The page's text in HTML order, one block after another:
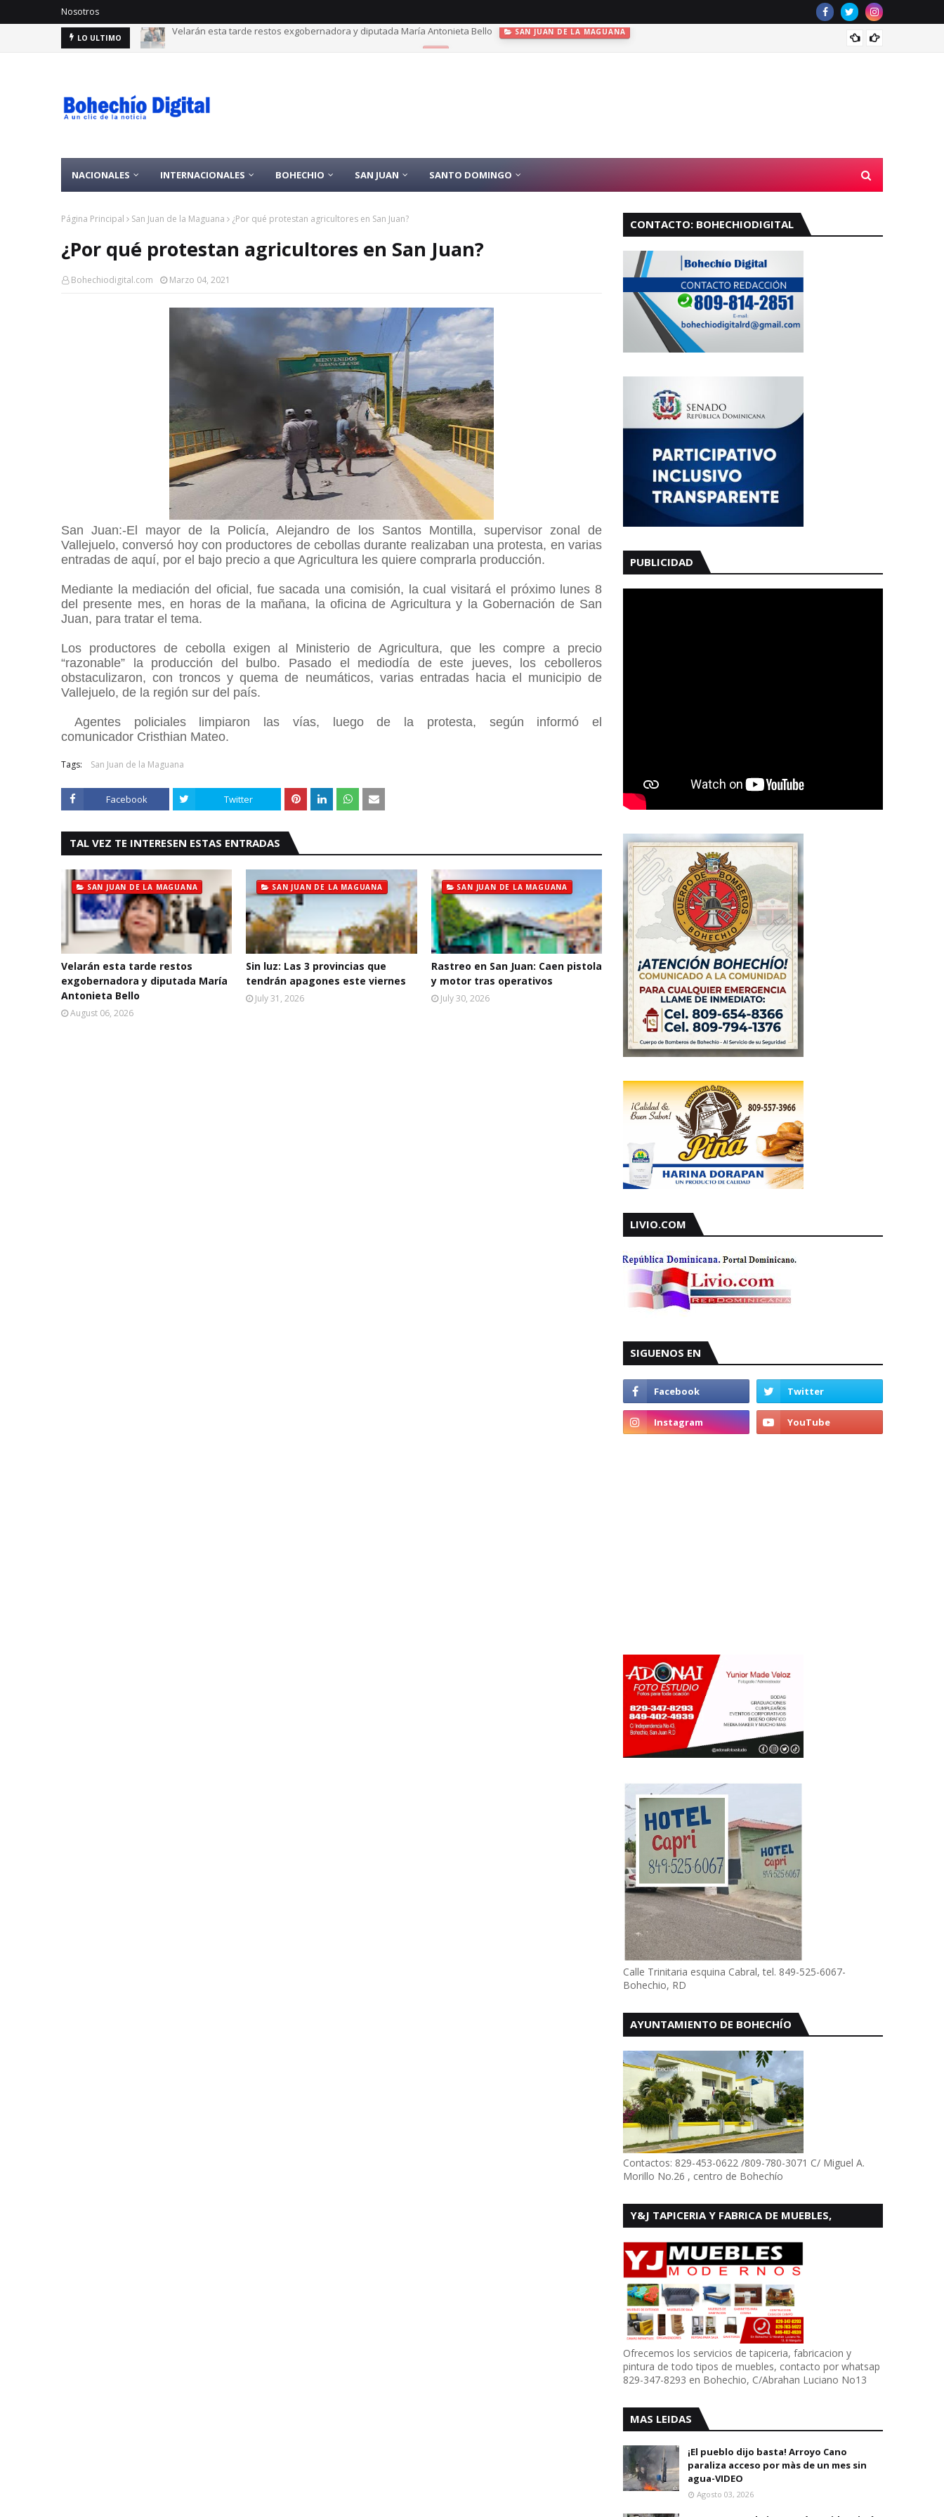
Nosotros
LO ULTIMO ¿Lloverá la tarde de este jueves? Meteorología responde
NACIONALES INTERNACIONALES BOHECHIO SAN JUAN SANTO DOMINGO
Página Principal San Juan de la Maguana ¿Por qué protestan agricultores en San Juan?
¿Por qué protestan agricultores en San Juan?
Bohechiodigital.com Marzo 04, 2021
San Juan:-El mayor de la Policía, Alejandro de los Santos Montilla, supervisor zonal de
Vallejuelo, conversó hoy con productores de cebollas durante realizaban una protesta, en varias
entradas de aquí, por el bajo precio a que Agricultura les quiere comprarla producción.
Mediante la mediación del oficial, fue sacada una comisión, la cual visitará el próximo lunes 8
del presente mes, en horas de la mañana, la oficina de Agricultura y la Gobernación de San
Juan, para tratar el tema.
Los productores de cebolla exigen al Ministerio de Agricultura, que les compre a precio
“razonable” la producción del bulbo. Pasado el mediodía de este jueves, los cebolleros
obstaculizaron, con troncos y quema de neumáticos, varias entradas hacia el municipio de
Vallejuelo, de la región sur del país.
Agentes policiales limpiaron las vías, luego de la protesta, según informó el
comunicador Cristhian Mateo.
Tags: San Juan de la Maguana
Facebook Twitter
TAL VEZ TE INTERESEN ESTAS ENTRADAS
SAN JUAN DE LA MAGUANA
Velarán esta tarde restos
exgobernadora y diputada María
Antonieta Bello
August 06, 2026
SAN JUAN DE LA MAGUANA
Sin luz: Las 3 provincias que
tendrán apagones este viernes
July 31, 2026
SAN JUAN DE LA MAGUANA
Rastreo en San Juan: Caen pistola
y motor tras operativos
July 30, 2026
CONTACTO: BOHECHIODIGITAL
PUBLICIDAD
LIVIO.COM
SIGUENOS EN
Calle Trinitaria esquina Cabral, tel. 849-525-6067-
Bohechio, RD
AYUNTAMIENTO DE BOHECHÍO
Contactos: 829-453-0622 /809-780-3071 C/ Miguel A.
Morillo No.26 , centro de Bohechío
Y&J TAPICERIA Y FABRICA DE MUEBLES,
Ofrecemos los servicios de tapiceria, fabricacion y
pintura de todo tipos de muebles, contacto por whatsap
829-347-8293 en Bohechio, C/Abrahan Luciano No13
MAS LEIDAS
¡El pueblo dijo basta! Arroyo Cano
paraliza acceso por màs de un mes sin
agua-VIDEO
Agosto 03, 2026